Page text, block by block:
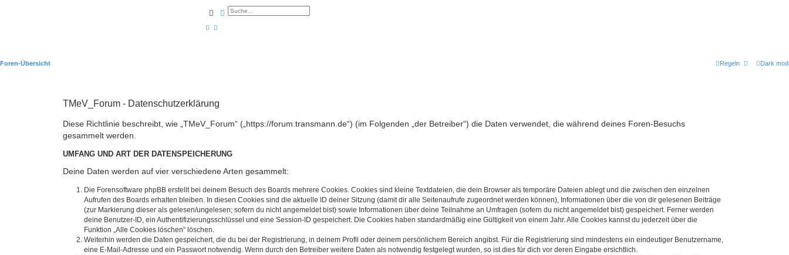
SucheErweiterte Suche
Dark
Regeln
Foren-Übersicht
TMeV_Forum - Datenschutzerklärung
Diese Richtlinie beschreibt, wie „TMeV_Forum“ („https://forum.transmann.de“) (im Folgenden „der Betreiber“) die Daten verwendet, die während deines Foren-Besuchs
gesammelt werden.
UMFANG UND ART DER DATENSPEICHERUNG
Deine Daten werden auf vier verschiedene Arten gesammelt:
Die Forensoftware phpBB erstellt bei deinem Besuch des Boards mehrere Cookies. Cookies sind kleine Textdateien, die dein Browser als temporäre Dateien ablegt und die zwischen den einzelnen
Aufrufen des Boards erhalten bleiben. In diesen Cookies sind die aktuelle ID deiner Sitzung (damit dir alle Seitenaufrufe zugeordnet werden können), Informationen über die von dir gelesenen Beiträge
(zur Markierung dieser als gelesen/ungelesen; sofern du nicht angemeldet bist) sowie Informationen über deine Teilnahme an Umfragen (sofern du nicht angemeldet bist) gespeichert. Ferner werden
deine Benutzer-ID, ein Authentifizierungsschlüssel und eine Session-ID gespeichert. Die Cookies haben standardmäßig eine Gültigkeit von einem Jahr. Alle Cookies kannst du jederzeit über die
Funktion „Alle Cookies löschen“ löschen.
Weiterhin werden die Daten gespeichert, die du bei der Registrierung, in deinem Profil oder deinem persönlichem Bereich angibst. Für die Registrierung sind mindestens ein eindeutiger Benutzername,
eine E-Mail-Adresse und ein Passwort notwendig. Wenn durch den Betreiber weitere Daten als notwendig festgelegt wurden, so ist dies für dich vor deren Eingabe ersichtlich.